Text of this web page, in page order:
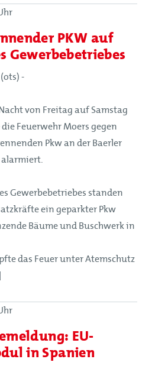
PKW auf
Gewerbebetriebes
-
von Freitag auf Samstag
Feuerwehr Moers gegen
Pkw an der Baerler
alarmiert.
Gewerbebetriebes standen
ein geparkter Pkw
Bäume und Buschwerk in
das Feuer unter Atemschutz
EU-
in Spanien